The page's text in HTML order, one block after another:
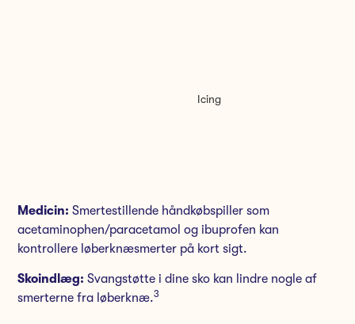
Icing
Medicin: Smertestillende håndkøbspiller som
acetaminophen/paracetamol og ibuprofen kan
kontrollere løberknæsmerter på kort sigt.
Skoindlæg: Svangstøtte i dine sko kan lindre nogle af
smerterne fra løberknæ.3